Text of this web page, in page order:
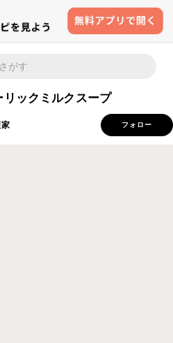
ックミルクスープ
フォロー